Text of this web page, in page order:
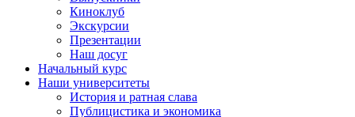
Киноклуб
Экскурсии
Презентации
Наш досуг
Начальный курс
Наши университеты
История и ратная слава
Публицистика и экономика